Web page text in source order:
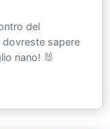
del
dovreste sapere
nano! 🐰